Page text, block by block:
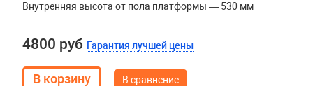
Внутренняя высота от пола платформы — 530 мм
4800 руб Гарантия лучшей цены
В сравнение